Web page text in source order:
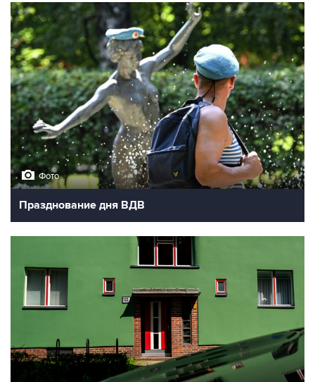
Фото
Празднование дня ВДВ